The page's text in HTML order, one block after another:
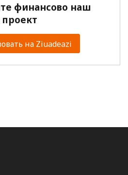
финансово наш
проект
на Ziuadeazi